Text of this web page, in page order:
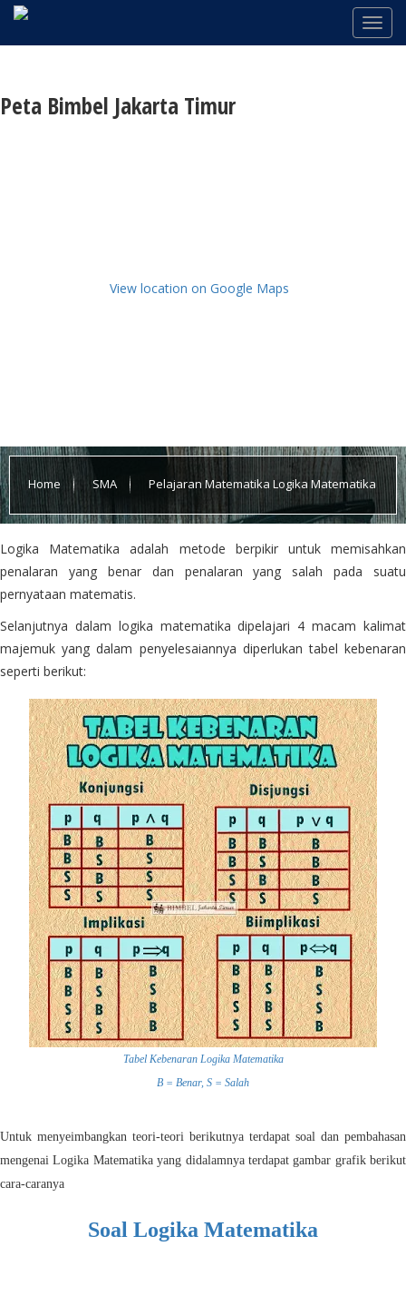
Peta Bimbel Jakarta Timur
View location on Google Maps
Home SMA Pelajaran Matematika Logika Matematika
Logika Matematika adalah metode berpikir untuk memisahkan
penalaran yang benar dan penalaran yang salah pada suatu
pernyataan matematis.
Selanjutnya dalam logika matematika dipelajari 4 macam kalimat
majemuk yang dalam penyelesaiannya diperlukan tabel kebenaran
seperti berikut:
Tabel Kebenaran Logika Matematika
B = Benar, S = Salah
Untuk menyeimbangkan teori-teori berikutnya terdapat soal dan pembahasan
mengenai Logika Matematika yang didalamnya terdapat gambar grafik berikut
cara-caranya
Soal Logika Matematika